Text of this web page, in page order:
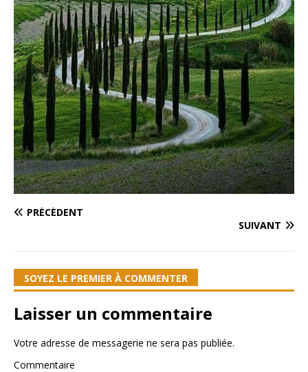
PRÉCÉDENT
SUIVANT
SOYEZ LE PREMIER À COMMENTER
Laisser un commentaire
Votre adresse de messagerie ne sera pas publiée.
Commentaire